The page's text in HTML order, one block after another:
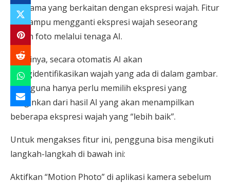
terutama yang berkaitan dengan ekspresi wajah. Fitur
ini mampu mengganti ekspresi wajah seseorang
dalam foto melalui tenaga AI.
Nantinya, secara otomatis AI akan
mengidentifikasikan wajah yang ada di dalam gambar.
Pengguna hanya perlu memilih ekspresi yang
diinginkan dari hasil AI yang akan menampilkan
beberapa ekspresi wajah yang “lebih baik”.
Untuk mengakses fitur ini, pengguna bisa mengikuti
langkah-langkah di bawah ini:
Aktifkan “Motion Photo” di aplikasi kamera sebelum